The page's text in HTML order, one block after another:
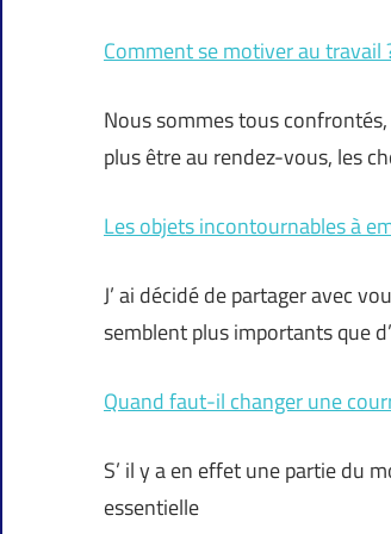
Comment se motiver au travail
Nous sommes tous
plus être au rendez-vous, les
Les objets incontournables à
J’ ai décidé de partager avec
semblent plus importants que
Quand faut-il changer une
S’ il y a en effet une partie du
essentielle